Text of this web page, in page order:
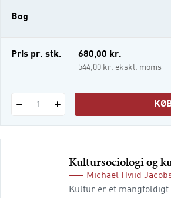
tilværelse
Bog
e-bog
Pris pr. stk. 680,00 kr.
544,00 kr. ekskl. moms
1
Kultursociologi og
Michael Hviid
Kultur er et